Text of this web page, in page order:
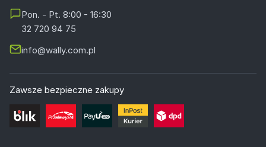
Pon. - Pt. 8:00 - 16:30
32 720 94 75
info@wally.com.pl
Zawsze bezpieczne zakupy